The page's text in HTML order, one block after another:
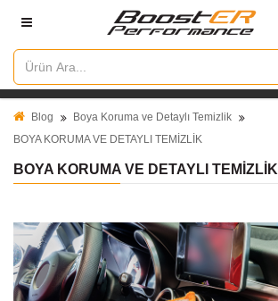
Blog
Boya Koruma ve Detaylı Temizlik
BOYA KORUMA VE DETAYLI TEMİZLİK
BOYA KORUMA VE DETAYLI TEMİZLİK